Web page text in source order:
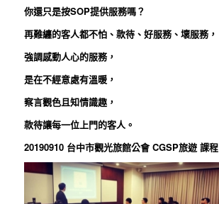
你還只是按SOP提供服務嗎？
再難纏的客人都不怕、款待、好服務、壞服務，
強調感動人心的服務，
是在不經意處有溫暖，
察言觀色且知情識趣，
款待讓每一位上門的客人。
20190910 台中市觀光旅館公會CGSP旅遊 課程